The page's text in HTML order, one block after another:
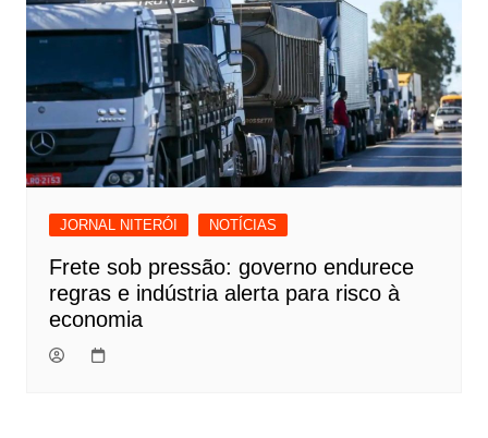
JORNAL NITERÓI NOTÍCIAS
Frete sob pressão: governo endurece
regras e indústria alerta para risco à
economia